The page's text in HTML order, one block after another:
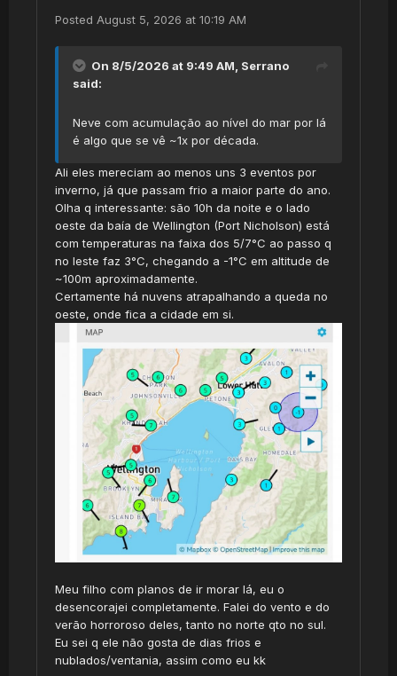
Posted August 5, 2026 at 10:19 AM
On 8/5/2026 at 9:49 AM, Serrano
said:
Neve com acumulação ao nível do mar por lá
é algo que se vê ~1x por década.
Ali eles mereciam ao menos uns 3 eventos por
inverno, já que passam frio a maior parte do ano.
Olha q interessante: são 10h da noite e o lado
oeste da baía de Wellington (Port Nicholson) está
com temperaturas na faixa dos 5/7°C ao passo q
no leste faz 3°C, chegando a -1°C em altitude de
~100m aproximadamente.
Certamente há nuvens atrapalhando a queda no
oeste, onde fica a cidade em si.
Meu filho com planos de ir morar lá, eu o
desencorajei completamente. Falei do vento e do
verão horroroso deles, tanto no norte qto no sul.
Eu sei q ele não gosta de dias frios e
nublados/ventania, assim como eu kk